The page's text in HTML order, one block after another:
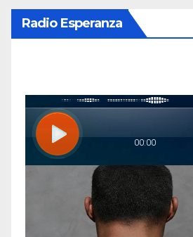
Radio Esperanza